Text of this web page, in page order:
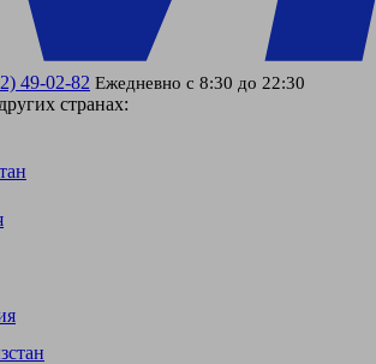
49-02-82 Ежедневно с 8:30 до 22:30
странах: